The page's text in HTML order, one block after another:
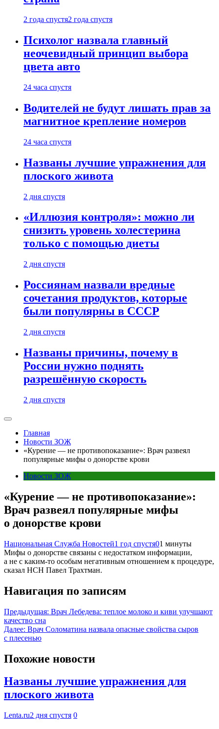
2 года спустя2 года спустя
Психолог назвала главный
неочевидный принцип выбора
цвета авто
24 часа спустя
Водителей не будут лишать прав за
магнитное крепление номеров
24 часа спустя
Названы лучшие упражнения для
плоского живота
2 дня спустя
«Иллюзия контроля»: можно ли
снизить уровень холестерина
только с помощью диеты
2 дня спустя
Россиянам назвали вредные
сочетания продуктов, которые
были популярны в СССР
2 дня спустя
Названы причины, почему в
России нужно поднять
разрешённую скорость
2 дня спустя
Главная
Новости ЗОЖ
«Курение — не противопоказание»: Врач развеял
популярные мифы о донорстве крови
Новости ЗОЖ
«Курение — не противопоказание»:
Врач развеял популярные мифы
о донорстве крови
Национальная Служба Новостей1 год спустя01 минуты
Мифы о донорстве связаны с недостатком информации,
а не с каким-то особым негативным отношением к процедуре,
сказал НСН Павел Трахтман.
Навигация по записям
Предыдущая: Врач Лебедева: теплое молоко и киви улучшают
качество сна
Далее: Врач Соломатина назвала опасные свойства сыров
с плесенью
Похожие новости
Названы лучшие упражнения для
плоского живота
Lenta.ru2 дня спустя 0